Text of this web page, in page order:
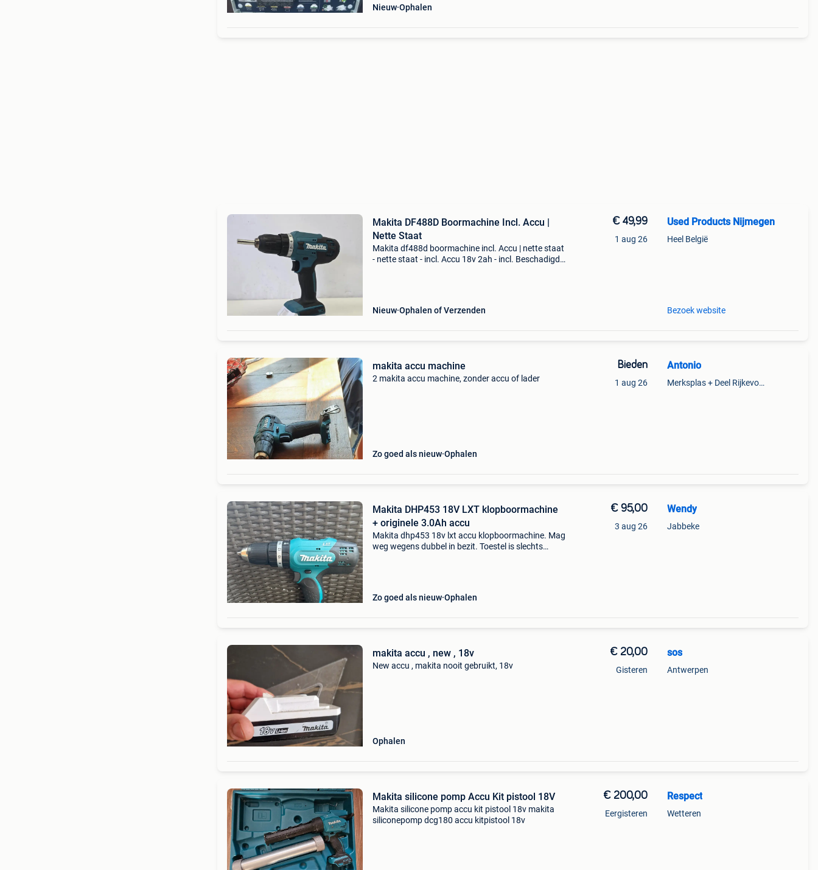
Nieuw Ophalen
Makita DF488D Boormachine Incl. Accu |
Nette Staat
Makita df488d boormachine incl. Accu | nette staat
- nette staat - incl. Accu 18v 2ah - incl. Beschadigde
Nieuw Ophalen of Verzenden
€ 49,99
1 aug 26
Used Products Nijmegen
Heel België
Bezoek website
makita accu machine
2 makita accu machine, zonder accu of lader
Zo goed als nieuw Ophalen
Bieden
1 aug 26
Antonio
Merksplas + Deel Rijkevorsel
Makita DHP453 18V LXT klopboormachine
+ originele 3.0Ah accu
Makita dhp453 18v lxt accu klopboormachine. Mag
weg wegens dubbel in bezit. Toestel is slechts
Zo goed als nieuw Ophalen
€ 95,00
3 aug 26
Wendy
Jabbeke
makita accu , new , 18v
New accu , makita nooit gebruikt, 18v
Ophalen
€ 20,00
Gisteren
sos
Antwerpen
Makita silicone pomp Accu Kit pistool 18V
Makita silicone pomp accu kit pistool 18v makita
siliconepomp dcg180 accu kitpistool 18v
€ 200,00
Eergisteren
Respect
Wetteren